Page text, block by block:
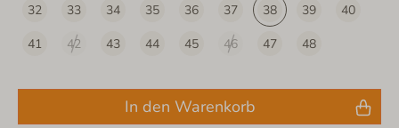
32
33 34 35 36 37 38 39
40
41
42 43 44 45 46 47 48
In den Warenkorb